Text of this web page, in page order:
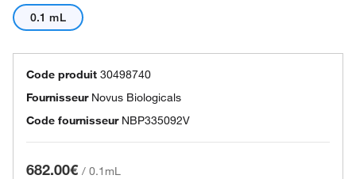
0.1 mL
Code produit 30498740
Fournisseur Novus Biologicals
Code fournisseur NBP335092V
682.00€ / 0.1mL